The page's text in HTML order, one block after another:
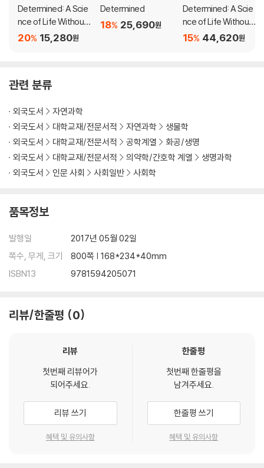
we do?
Behave is one of the most dazzling tours d’horizon of the scie
―uncovers the hidden story of our actions. Undertaking som
e of our thorniest questions relating to tribalism and xenopho
bia, hierarchy and competition, and war and peace, Behave is
a towering achievement―a majestic synthesis of cutting-ed
ge research and a heroic exploration of why we ultimately do t
he things we do . . . for good and for ill.
Determined: A Scie
nce of Life Without
Free Will15,280원
20%
Determined
25,690원
18%
Determined: A Scie
nce of Life Without
Free Will44,620원
15%
관련 분류
외국도서
자연과학
외국도서
대학교재/전문서적 자연과학
생물학
외국도서
대학교재/전문서적 공학계열
화공/생명
외국도서
대학교재/전문서적 의약학/간호학 계열
생명과학
외국도서
인문 사회 사회일반 사회학
품목정보
발행일
2017년 05월 02일
쪽수, 무게, 크기
800쪽 | 168*234*40mm
ISBN13
9781594205071
리뷰/한줄평 0
리뷰
첫번째 리뷰어가
되어주세요.
리뷰 쓰기
혜택 및 유의사항
한줄평
첫번째 한줄평을
남겨주세요.
한줄평 쓰기
혜택 및 유의사항